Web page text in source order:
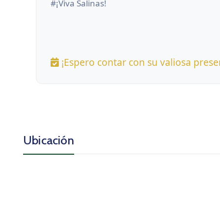
#¡Viva Salinas!
¡Espero contar con su valiosa
Ubicación